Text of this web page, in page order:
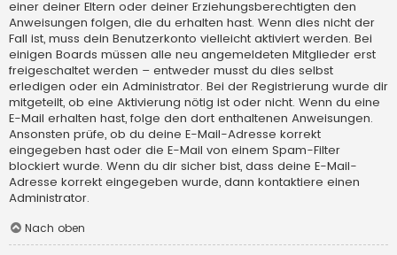
einer deiner Eltern oder deiner Erziehungsberechtigten den
Anweisungen folgen, die du erhalten hast. Wenn dies nicht der
Fall ist, muss dein Benutzerkonto vielleicht aktiviert werden. Bei
einigen Boards müssen alle neu angemeldeten Mitglieder erst
freigeschaltet werden – entweder musst du dies selbst
erledigen oder ein Administrator. Bei der Registrierung wurde dir
mitgeteilt, ob eine Aktivierung nötig ist oder nicht. Wenn du eine
E-Mail erhalten hast, folge den dort enthaltenen Anweisungen.
Ansonsten prüfe, ob du deine E-Mail-Adresse korrekt
eingegeben hast oder die E-Mail von einem Spam-Filter
blockiert wurde. Wenn du dir sicher bist, dass deine E-Mail-
Adresse korrekt eingegeben wurde, dann kontaktiere einen
Administrator.
Nach oben